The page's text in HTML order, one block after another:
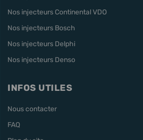
Nos injecteurs Continental VDO
Nos injecteurs Bosch
Nos injecteurs Delphi
Nos injecteurs Denso
INFOS UTILES
Nous contacter
FAQ